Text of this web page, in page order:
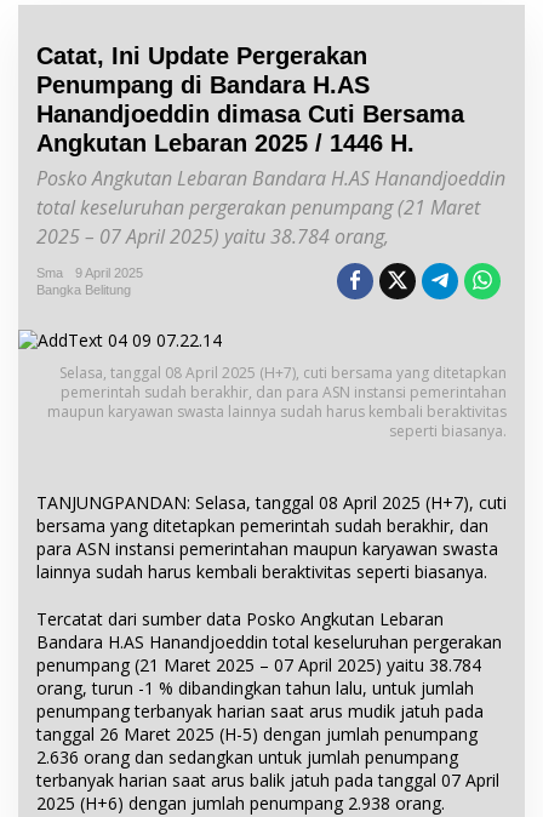
Catat, Ini Update Pergerakan
Penumpang di Bandara H.AS
Hanandjoeddin dimasa Cuti Bersama
Angkutan Lebaran 2025 / 1446 H.
Posko Angkutan Lebaran Bandara H.AS Hanandjoeddin
total keseluruhan pergerakan penumpang (21 Maret
2025 – 07 April 2025) yaitu 38.784 orang,
Sma
9 April 2025
Bangka Belitung
Selasa, tanggal 08 April 2025 (H+7), cuti bersama yang ditetapkan
pemerintah sudah berakhir, dan para ASN instansi pemerintahan
maupun karyawan swasta lainnya sudah harus kembali beraktivitas
seperti biasanya.
TANJUNGPANDAN: Selasa, tanggal 08 April 2025 (H+7), cuti
bersama yang ditetapkan pemerintah sudah berakhir, dan
para ASN instansi pemerintahan maupun karyawan swasta
lainnya sudah harus kembali beraktivitas seperti biasanya.
Tercatat dari sumber data Posko Angkutan Lebaran
Bandara H.AS Hanandjoeddin total keseluruhan pergerakan
penumpang (21 Maret 2025 – 07 April 2025) yaitu 38.784
orang, turun -1 % dibandingkan tahun lalu, untuk jumlah
penumpang terbanyak harian saat arus mudik jatuh pada
tanggal 26 Maret 2025 (H-5) dengan jumlah penumpang
2.636 orang dan sedangkan untuk jumlah penumpang
terbanyak harian saat arus balik jatuh pada tanggal 07 April
2025 (H+6) dengan jumlah penumpang 2.938 orang.